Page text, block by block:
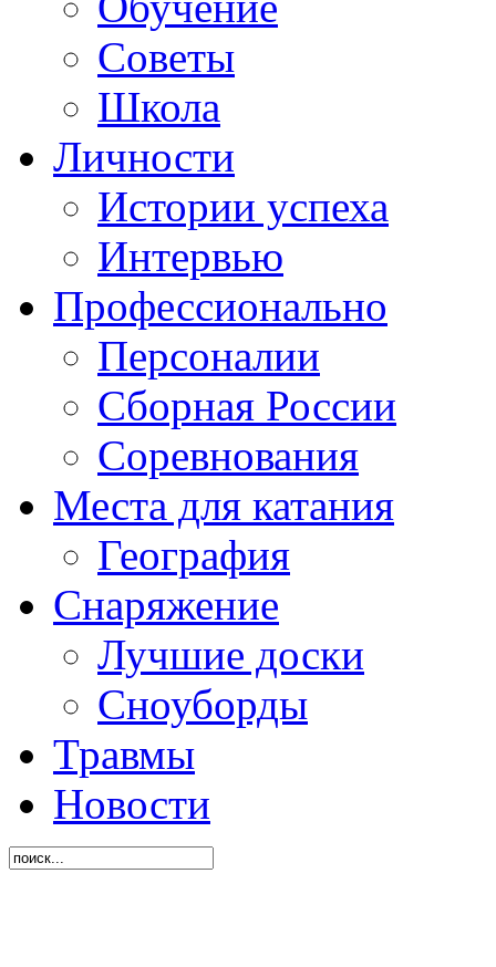
Советы
Школа
Личности
Истории успеха
Интервью
Профессионально
Персоналии
Сборная России
Соревнования
Места для катания
География
Снаряжение
Лучшие доски
Сноуборды
Травмы
Новости